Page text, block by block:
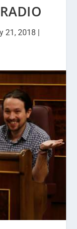
21, 2018 |